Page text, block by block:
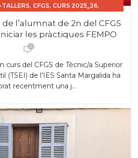
, CFGS, CURS 2025_26,
l’alumnat de 2n del CFGS
les pràctiques FEMPO
0
curs del CFGS de Tècnic/a Superior
(TSEI) de l’IES Santa Margalida ha
recentment una j...